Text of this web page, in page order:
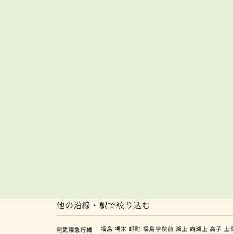
他の沿線・駅で絞り込む
阿武隈急行線 福島 槻木 卸町 福島学院前 瀬上 向瀬上 高子 上